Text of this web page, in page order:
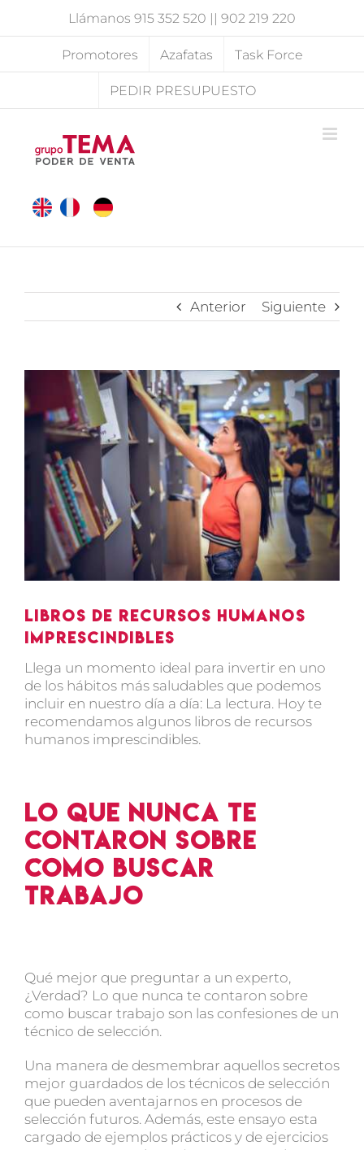
Llámanos 915 352 520 || 902 219 220
Promotores Azafatas Task Force
PEDIR PRESUPUESTO
Anterior Siguiente
imagen
más
grande
Libros de recursos humanos
imprescindibles
Llega un momento ideal para invertir en uno
de los hábitos más saludables que podemos
incluir en nuestro día a día: La lectura. Hoy te
recomendamos algunos libros de recursos
humanos imprescindibles.
Lo que nunca te
contaron sobre
como buscar
trabajo
Qué mejor que preguntar a un experto,
¿Verdad? Lo que nunca te contaron sobre
como buscar trabajo son las confesiones de un
técnico de selección.
Una manera de desmembrar aquellos secretos
mejor guardados de los técnicos de selección
que pueden aventajarnos en procesos de
selección futuros. Además, este ensayo esta
cargado de ejemplos prácticos y de ejercicios